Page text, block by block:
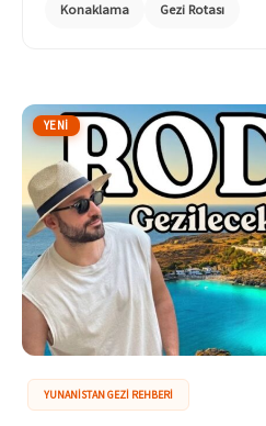
Konaklama Gezi Rotası
YENI
YUNANISTAN GEZI REHBERI